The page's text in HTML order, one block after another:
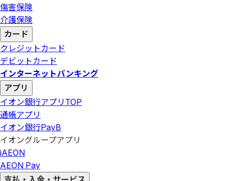
傷害保険
介護保険
カード
クレジットカード
デビットカード
インターネットバンキング
アプリ
イオン銀行アプリ TOP
通帳アプリ
イオン銀行PayB
イオングループアプリ
iAEON
AEON Pay